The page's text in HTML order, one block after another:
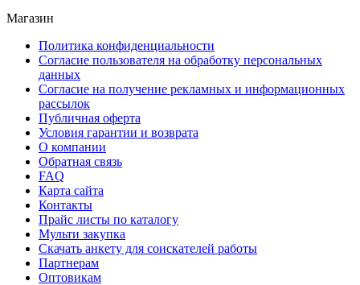
Магазин
Политика конфиденциальности
Согласие пользователя на обработку персональных
данных
Согласие на получение рекламных и информационных
рассылок
Публичная оферта
Условия гарантии и возврата
О компании
Обратная связь
FAQ
Карта сайта
Контакты
Прайс листы по каталогу
Мульти закупка
Скачать анкету для соискателей работы
Партнерам
Оптовикам